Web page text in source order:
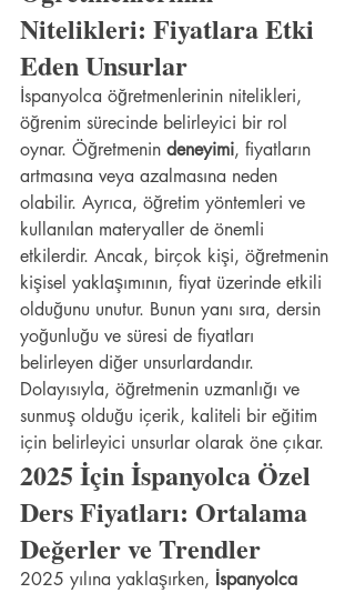
Nitelikleri: Fiyatlara Etki
Eden Unsurlar
İspanyolca öğretmenlerinin nitelikleri,
öğrenim sürecinde belirleyici bir rol
oynar. Öğretmenin deneyimi, fiyatların
artmasına veya azalmasına neden
olabilir. Ayrıca, öğretim yöntemleri ve
kullanılan materyaller de önemli
etkilerdir. Ancak, birçok kişi, öğretmenin
kişisel yaklaşımının, fiyat üzerinde etkili
olduğunu unutur. Bunun yanı sıra, dersin
yoğunluğu ve süresi de fiyatları
belirleyen diğer unsurlardandır.
Dolayısıyla, öğretmenin uzmanlığı ve
sunmuş olduğu içerik, kaliteli bir eğitim
için belirleyici unsurlar olarak öne çıkar.
2025 İçin İspanyolca Özel
Ders Fiyatları: Ortalama
Değerler ve Trendler
2025 yılına yaklaşırken, İspanyolca